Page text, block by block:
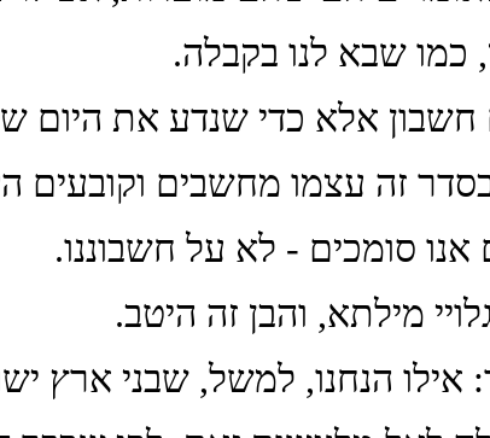
כמו שבא לנו בקבלה.
חשבון אלא כדי שנדע את היום
זה עצמו מחשבים וקובעים
סומכים - לא על חשבוננו.
מילתא, והבן זה היטב.
אילו הנחנו, למשל, שבני ארץ